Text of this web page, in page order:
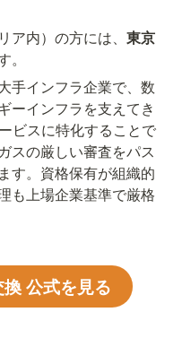
内）の方には、 東京
手インフラ企業で、数
ーインフラを支えてき
ビスに特化することで
スの厳しい審査をパス
す。資格保有が組織的
も上場企業基準で厳格
公式を見る